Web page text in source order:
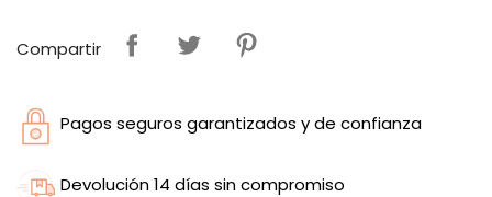
Compartir
Pagos seguros garantizados y de confianza
Devolución 14 días sin compromiso